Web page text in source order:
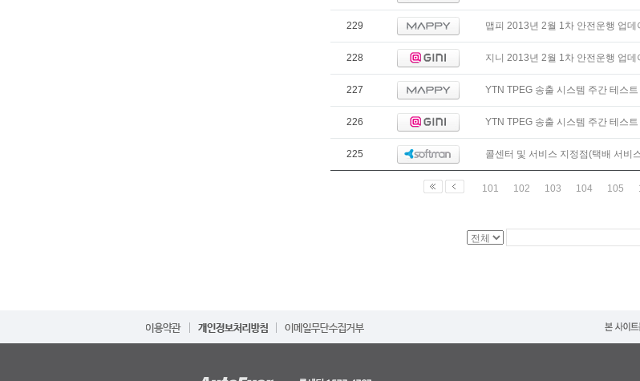
229 맵피 2013년 2월 1차 안전운행 업데
228 지니 2013년 2월 1차 안전운행 업데
227 YTN TPEG 송출 시스템 주간 테스트
226 YTN TPEG 송출 시스템 주간 테스트
225 콜센터 및 서비스 지정점(택배 서비
101 102 103 104 105